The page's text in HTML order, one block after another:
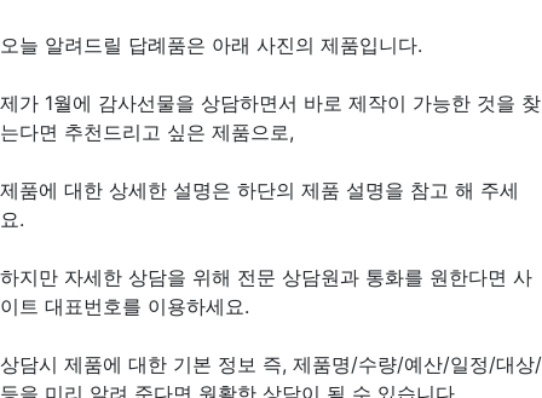
오늘 알려드릴 답례품은 아래 사진의 제품입니다.
제가 1월에 감사선물을 상담하면서 바로 제작이 가능한 것을 찾
는다면 추천드리고 싶은 제품으로,
제품에 대한 상세한 설명은 하단의 제품 설명을 참고 해 주세
요.
하지만 자세한 상담을 위해 전문 상담원과 통화를 원한다면 사
이트 대표번호를 이용하세요.
상담시 제품에 대한 기본 정보 즉, 제품명/수량/예산/일정/대상/
등을 미리 알려 준다면 원활한 상담이 될 수 있습니다.